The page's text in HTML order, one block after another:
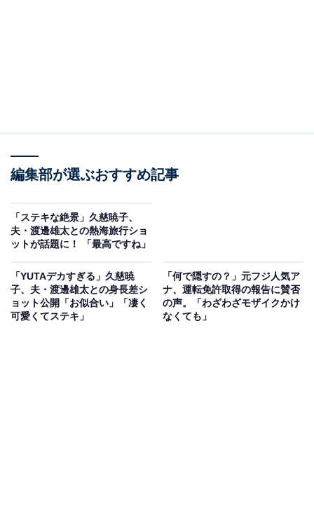
編集部が選ぶおすすめ記事
「ステキな絶景」久慈暁子、
夫・渡邊雄太との熱海旅行ショ
ットが話題に！ 「最高ですね」
「YUTAデカすぎる」久慈暁
子、夫・渡邊雄太との身長差シ
ョット公開「お似合い」「凄く
可愛くてステキ」
「何で隠すの？」元フジ人気ア
ナ、運転免許取得の報告に賛否
の声。「わざわざモザイクかけ
なくても」